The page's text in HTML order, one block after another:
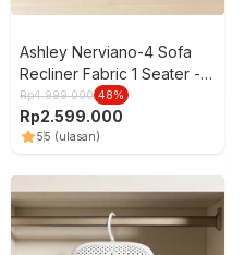
Ashley Nerviano-4 Sofa
Recliner Fabric 1 Seater -
Abu-Abu
Rp4.999.000 48%
Rp2.599.000
55 (ulasan)